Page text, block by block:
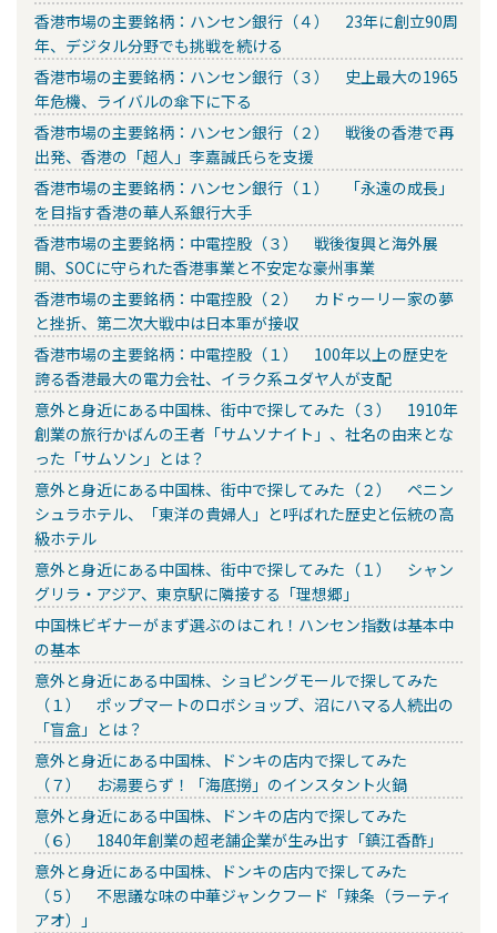
香港市場の主要銘柄：ハンセン銀行（４） 23年に創立90周
年、デジタル分野でも挑戦を続ける
香港市場の主要銘柄：ハンセン銀行（３） 史上最大の1965
年危機、ライバルの傘下に下る
香港市場の主要銘柄：ハンセン銀行（２） 戦後の香港で再
出発、香港の「超人」李嘉誠氏らを支援
香港市場の主要銘柄：ハンセン銀行（１） 「永遠の成長」
を目指す香港の華人系銀行大手
香港市場の主要銘柄：中電控股（３） 戦後復興と海外展
開、SOCに守られた香港事業と不安定な豪州事業
香港市場の主要銘柄：中電控股（２） カドゥーリー家の夢
と挫折、第二次大戦中は日本軍が接収
香港市場の主要銘柄：中電控股（１） 100年以上の歴史を
誇る香港最大の電力会社、イラク系ユダヤ人が支配
意外と身近にある中国株、街中で探してみた（３） 1910年
創業の旅行かばんの王者「サムソナイト」、社名の由来とな
った「サムソン」とは？
意外と身近にある中国株、街中で探してみた（２） ペニン
シュラホテル、「東洋の貴婦人」と呼ばれた歴史と伝統の高
級ホテル
意外と身近にある中国株、街中で探してみた（１） シャン
グリラ・アジア、東京駅に隣接する「理想郷」
中国株ビギナーがまず選ぶのはこれ！ハンセン指数は基本中
の基本
意外と身近にある中国株、ショピングモールで探してみた
（１） ポップマートのロボショップ、沼にハマる人続出の
「盲盒」とは？
意外と身近にある中国株、ドンキの店内で探してみた
（７） お湯要らず！「海底撈」のインスタント火鍋
意外と身近にある中国株、ドンキの店内で探してみた
（６） 1840年創業の超老舗企業が生み出す「鎮江香酢」
意外と身近にある中国株、ドンキの店内で探してみた
（５） 不思議な味の中華ジャンクフード「辣条（ラーティ
アオ）」